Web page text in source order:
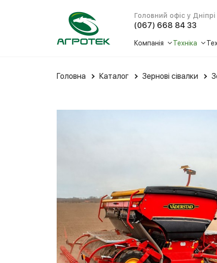
Головний офіс у Дніпрі
(067) 668 84 33
Компанія Техніка
Сівалки
Рішення
Зернові
Головна Каталог Зернові сівалки